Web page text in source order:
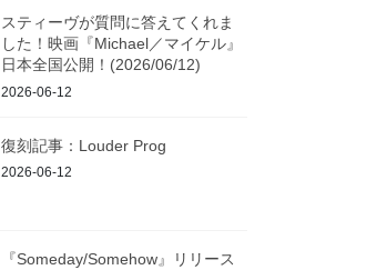
スティーヴが質問に答えてくれま
した！映画『Michael／マイケル』
日本全国公開！(2026/06/12)
2026-06-12
復刻記事：Louder Prog
2026-06-12
『Someday/Somehow』リリース